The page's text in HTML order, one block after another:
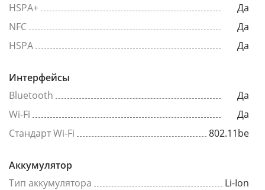
HSPA+
Да
NFC
Да
HSPA
Да
Интерфейсы
Bluetooth
Да
Wi-Fi
Да
Стандарт Wi-Fi
802.11be
Аккумулятор
Тип аккумулятора
Li-Ion